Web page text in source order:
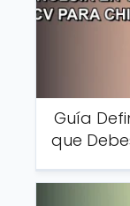
Guía
que